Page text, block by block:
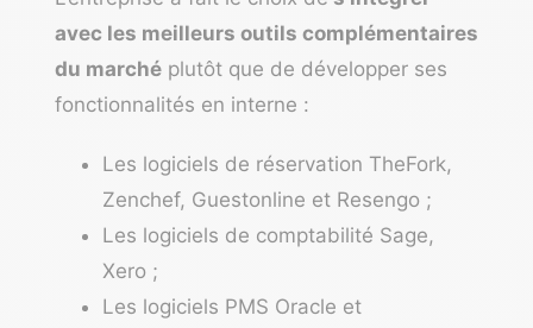
avec les meilleurs outils complémentaires
du marché plutôt que de développer ses
fonctionnalités en interne :
Les logiciels de réservation TheFork,
Zenchef, Guestonline et Resengo ;
Les logiciels de comptabilité Sage,
Xero ;
Les logiciels PMS Oracle et